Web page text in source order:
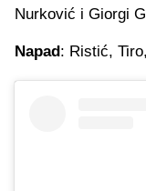
Nurković i Giorgi
Napad: Ristić,